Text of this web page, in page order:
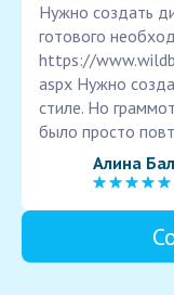
Нужно создать
готового
https://
aspx Нужно
стиле. Но
было просто
Алина